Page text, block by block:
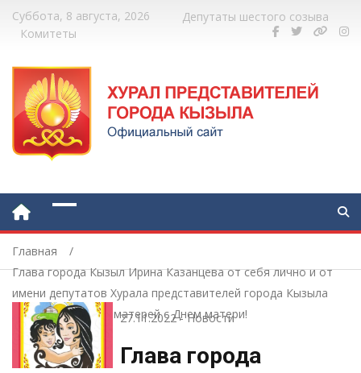
Суббота, 8 августа, 2026
Депутаты шестого созыва
Комитеты
Главная
Глава города Кызыл Ирина Казанцева от себя лично и от
имени депутатов Хурала представителей города Кызыла
поздравляет всех матерей с Днем матери!
27.11.2022- Новости
Глава города